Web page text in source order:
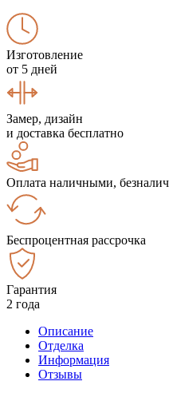
Изготовление
от 5 дней
Замер, дизайн
и доставка бесплатно
Оплата наличными,
Беспроцентная рассрочка
Гарантия
2 года
Описание
Отделка
Информация
Отзывы